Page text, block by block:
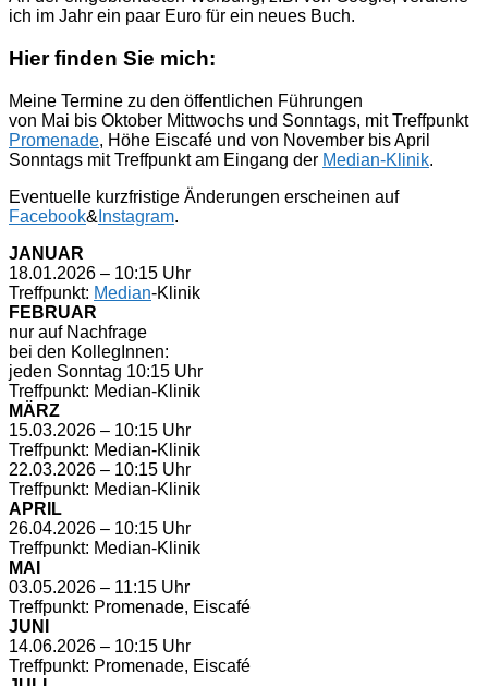
ich im Jahr ein paar Euro für ein neues Buch.
Hier finden Sie mich:
Meine Termine zu den öffentlichen Führungen
von Mai bis Oktober Mittwochs und Sonntags, mit Treffpunkt
Promenade, Höhe Eiscafé und von November bis April
Sonntags mit Treffpunkt am Eingang der Median-Klinik.
Eventuelle kurzfristige Änderungen erscheinen auf
Facebook& Instagram.
JANUAR
18.01.2026 – 10:15 Uhr
Treffpunkt: Median-Klinik
FEBRUAR
nur auf Nachfrage
bei den KollegInnen:
jeden Sonntag 10:15 Uhr
Treffpunkt: Median-Klinik
MÄRZ
15.03.2026 – 10:15 Uhr
Treffpunkt: Median-Klinik
22.03.2026 – 10:15 Uhr
Treffpunkt: Median-Klinik
APRIL
26.04.2026 – 10:15 Uhr
Treffpunkt: Median-Klinik
MAI
03.05.2026 – 11:15 Uhr
Treffpunkt: Promenade, Eiscafé
JUNI
14.06.2026 – 10:15 Uhr
Treffpunkt: Promenade, Eiscafé